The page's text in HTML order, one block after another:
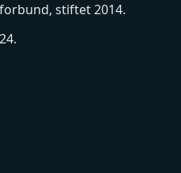
stiftet 2014.